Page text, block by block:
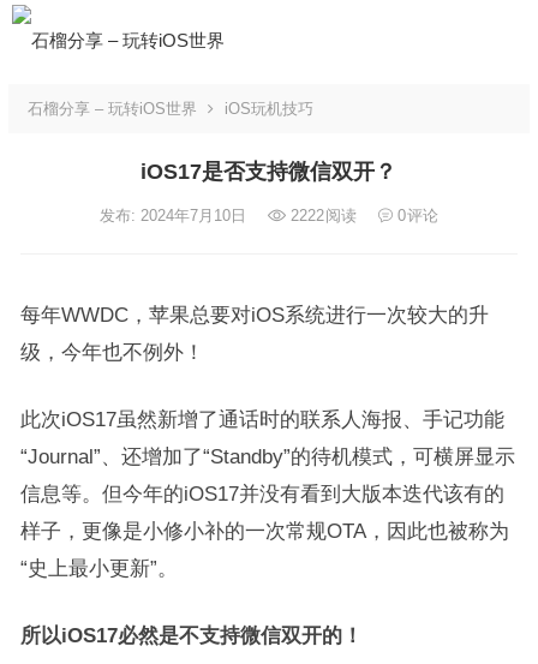
石榴分享 – 玩转iOS世界 iOS玩机技巧
iOS17是否支持微信双开？
发布: 2024年7月10日 2222阅读 0评论
每年WWDC，苹果总要对iOS系统进行一次较大的升
级，今年也不例外！
此次iOS17虽然新增了通话时的联系人海报、手记功能
“Journal”、还增加了“Standby”的待机模式，可横屏显示
信息等。但今年的iOS17并没有看到大版本迭代该有的
样子，更像是小修小补的一次常规OTA，因此也被称为
“史上最小更新”。
所以iOS17必然是不支持微信双开的！